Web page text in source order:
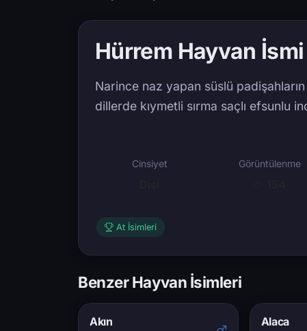
Hürrem Hayvan İsmi
Narince naz yapan süslü
dillerde kıymetli sırma saçlı efsunlu
Cinsiyet Görüntülenme
At İsimleri
Benzer Hayvan İsimleri
Akın Alaca